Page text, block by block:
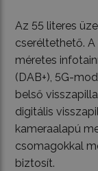
Az 55 literes
cseréltethető.
méretes
(DAB+), 5G-
belső
digitális
kameraalapú
csomagokkal
biztosít.